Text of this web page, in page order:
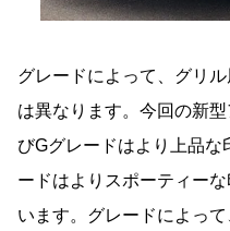
グレードによって、グリ
は異なります。今回の新
びGグレードはより上品
ードはよりスポーティー
います。グレードによっ